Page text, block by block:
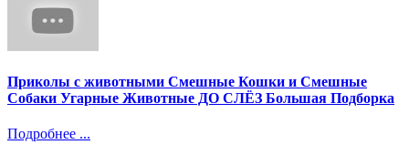
Приколы с животными Смешные Кошки и Смешные
Собаки Угарные Животные ДО СЛЁЗ Большая Подборка
Подробнее ...